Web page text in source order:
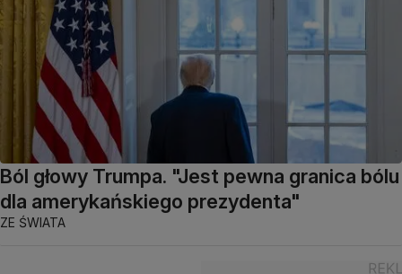
Ból głowy Trumpa. "Jest pewna granica bólu
dla amerykańskiego prezydenta"
ZE ŚWIATA